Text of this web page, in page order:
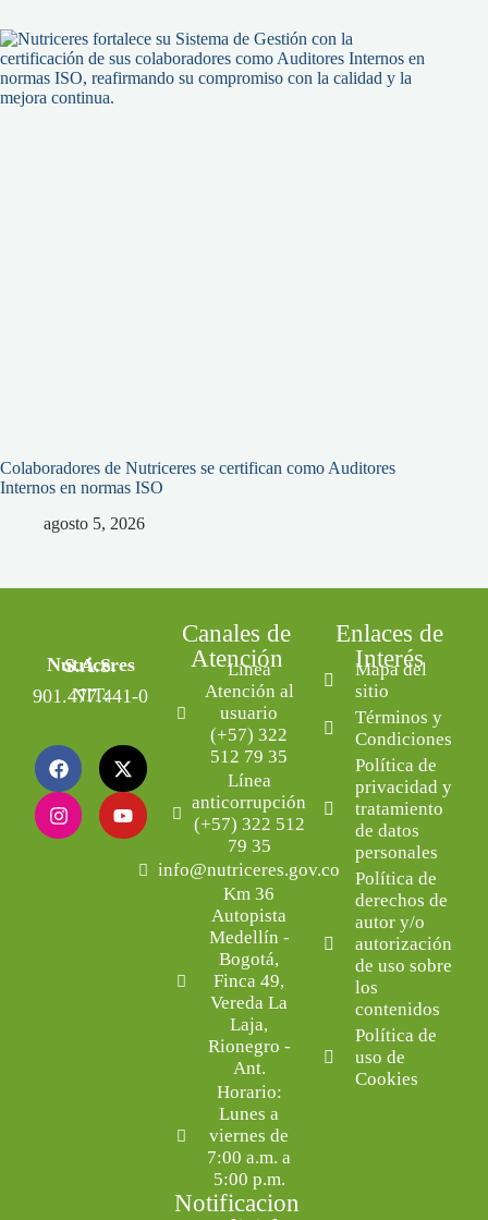
Colaboradores de Nutriceres se certifican como Auditores
Internos en normas ISO
agosto 5, 2026
Nutriceres S.A.S.
NIT: 901.477.441-0
Canales de
Atención
Línea
Atención al
usuario
(+57) 322
512 79 35
Línea
anticorrupción
(+57) 322 512
79 35
info@nutriceres.gov.co
Km 36
Autopista
Medellín -
Bogotá,
Finca 49,
Vereda La
Laja,
Rionegro -
Ant.
Horario:
Lunes a
viernes de
7:00 a.m. a
5:00 p.m.
Notificacion
Enlaces de
Interés
Mapa del
sitio
Términos y
Condiciones
Política de
privacidad y
tratamiento
de datos
personales
Política de
derechos de
autor y/o
autorización
de uso sobre
los
contenidos
Política de
uso de
Cookies